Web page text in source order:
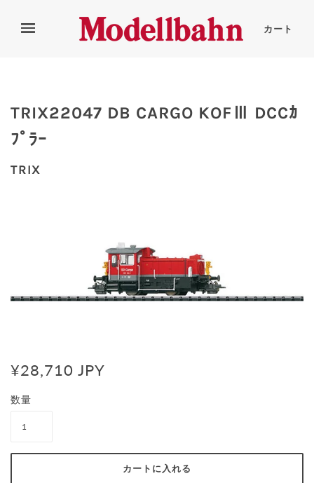
カート
TRIX22047 DB CARGO KOFⅢ DCCｶ
ﾌﾟﾗｰ
TRIX
¥28,710 JPY
数量